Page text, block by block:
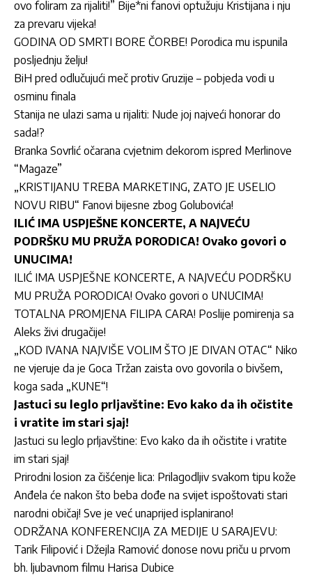
ovo foliram za rijaliti!” Bije*ni fanovi optužuju Kristijana i nju
za prevaru vijeka!
GODINA OD SMRTI BORE ČORBE! Porodica mu ispunila
posljednju želju!
BiH pred odlučujući meč protiv Gruzije – pobjeda vodi u
osminu finala
Stanija ne ulazi sama u rijaliti: Nude joj najveći honorar do
sada!?
Branka Sovrlić očarana cvjetnim dekorom ispred Merlinove
“Magaze”
„KRISTIJANU TREBA MARKETING, ZATO JE USELIO
NOVU RIBU“ Fanovi bijesne zbog Golubovića!
ILIĆ IMA USPJEŠNE KONCERTE, A NAJVEĆU
PODRŠKU MU PRUŽA PORODICA! Ovako govori o
UNUCIMA!
ILIĆ IMA USPJEŠNE KONCERTE, A NAJVEĆU PODRŠKU
MU PRUŽA PORODICA! Ovako govori o UNUCIMA!
TOTALNA PROMJENA FILIPA CARA! Poslije pomirenja sa
Aleks živi drugačije!
„KOD IVANA NAJVIŠE VOLIM ŠTO JE DIVAN OTAC“ Niko
ne vjeruje da je Goca Tržan zaista ovo govorila o bivšem,
koga sada „KUNE“!
Jastuci su leglo prljavštine: Evo kako da ih očistite
i vratite im stari sjaj!
Jastuci su leglo prljavštine: Evo kako da ih očistite i vratite
im stari sjaj!
Prirodni losion za čišćenje lica: Prilagodljiv svakom tipu kože
Anđela će nakon što beba dođe na svijet ispoštovati stari
narodni običaj! Sve je već unaprijed isplanirano!
ODRŽANA KONFERENCIJA ZA MEDIJE U SARAJEVU:
Tarik Filipović i Džejla Ramović donose novu priču u prvom
bh. ljubavnom filmu Harisa Dubice